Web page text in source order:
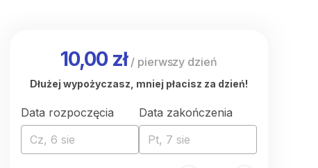
10,00 zł/ pierwszy dzień
Dłużej wypożyczasz, mniej płacisz za dzień!
Data rozpoczęcia
Cz, 6 sie
Data zakończenia
Pt, 7 sie